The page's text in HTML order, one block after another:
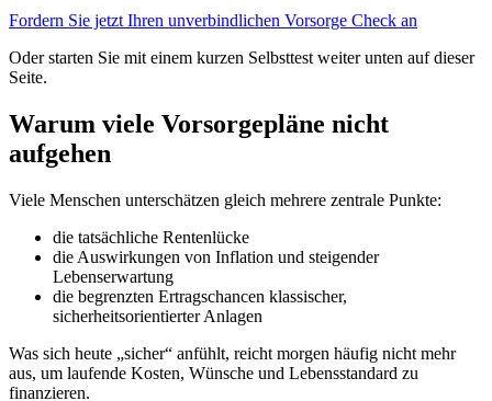
Fordern Sie jetzt Ihren unverbindlichen Vorsorge Check an
Oder starten Sie mit einem kurzen Selbsttest weiter unten auf dieser
Seite.
Warum viele Vorsorgepläne nicht
aufgehen
Viele Menschen unterschätzen gleich mehrere zentrale Punkte:
die tatsächliche Rentenlücke
die Auswirkungen von Inflation und steigender
Lebenserwartung
die begrenzten Ertragschancen klassischer,
sicherheitsorientierter Anlagen
Was sich heute „sicher“ anfühlt, reicht morgen häufig nicht mehr
aus, um laufende Kosten, Wünsche und Lebensstandard zu
finanzieren.